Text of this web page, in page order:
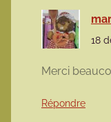
18
Merci
Répondre